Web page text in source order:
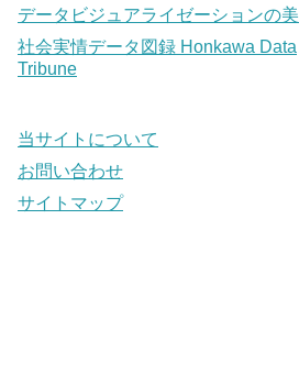
データビジュアライゼーションの美
社会実情データ図録 Honkawa Data
Tribune
当サイトについて
お問い合わせ
サイトマップ